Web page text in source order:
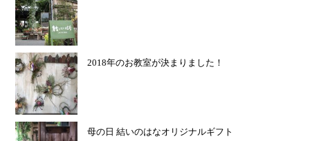
2018年のお教室が決まりました！
母の日 結いのはなオリジナルギフト